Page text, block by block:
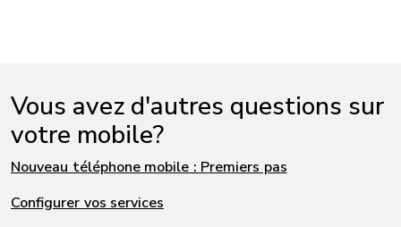
Vous avez d'autres questions sur
votre mobile?
Nouveau téléphone mobile : Premiers pas
Configurer vos services